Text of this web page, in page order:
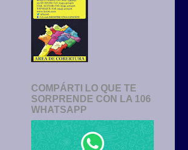
COMPÁRTI LO QUE TE
SORPRENDE CON LA 106
WHATSAPP